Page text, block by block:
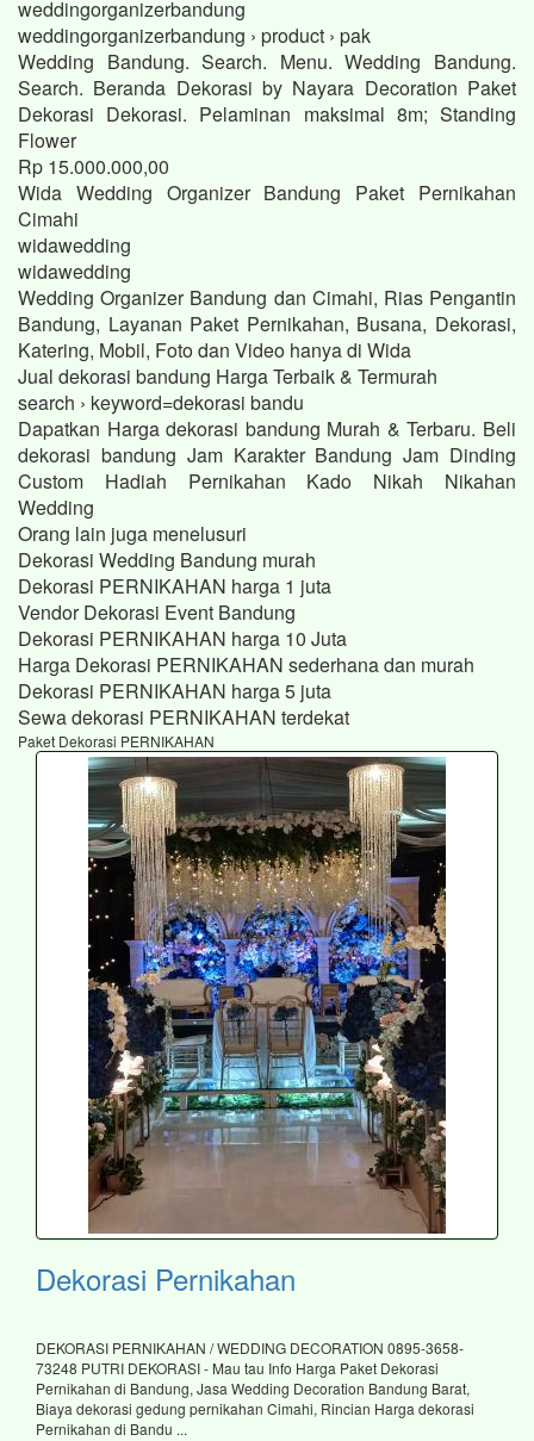
weddingorganizerbandung
weddingorganizerbandung › product › pak
Wedding Bandung. Search. Menu. Wedding Bandung.
Search. Beranda Dekorasi by Nayara Decoration Paket
Dekorasi Dekorasi. Pelaminan maksimal 8m; Standing
Flower
Rp 15.000.000,00
Wida Wedding Organizer Bandung Paket Pernikahan
Cimahi
widawedding
widawedding
Wedding Organizer Bandung dan Cimahi, Rias Pengantin
Bandung, Layanan Paket Pernikahan, Busana, Dekorasi,
Katering, Mobil, Foto dan Video hanya di Wida
Jual dekorasi bandung Harga Terbaik & Termurah
search › keyword=dekorasi bandu
Dapatkan Harga dekorasi bandung Murah & Terbaru. Beli
dekorasi bandung Jam Karakter Bandung Jam Dinding
Custom Hadiah Pernikahan Kado Nikah Nikahan
Wedding
Orang lain juga menelusuri
Dekorasi Wedding Bandung murah
Dekorasi PERNIKAHAN harga 1 juta
Vendor Dekorasi Event Bandung
Dekorasi PERNIKAHAN harga 10 Juta
Harga Dekorasi PERNIKAHAN sederhana dan murah
Dekorasi PERNIKAHAN harga 5 juta
Sewa dekorasi PERNIKAHAN terdekat
Paket Dekorasi PERNIKAHAN
Dekorasi Pernikahan
DEKORASI PERNIKAHAN / WEDDING DECORATION 0895-3658-
73248 PUTRI DEKORASI - Mau tau Info Harga Paket Dekorasi
Pernikahan di Bandung, Jasa Wedding Decoration Bandung Barat,
Biaya dekorasi gedung pernikahan Cimahi, Rincian Harga dekorasi
Pernikahan di Bandu ...